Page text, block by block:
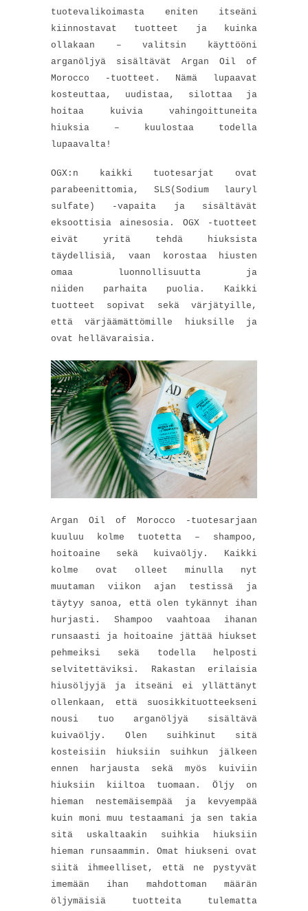
tuotevalikoimasta eniten itseäni
kiinnostavat tuotteet ja kuinka
ollakaan – valitsin käyttööni
arganöljyä sisältävät Argan Oil of
Morocco -tuotteet. Nämä lupaavat
kosteuttaa, uudistaa, silottaa ja
hoitaa kuivia vahingoittuneita
hiuksia – kuulostaa todella
lupaavalta!
OGX:n kaikki tuotesarjat ovat
parabeenittomia, SLS(Sodium lauryl
sulfate) -vapaita ja sisältävät
eksoottisia ainesosia. OGX -tuotteet
eivät yritä tehdä hiuksista
täydellisiä, vaan korostaa hiusten
omaa luonnollisuutta ja
niiden parhaita puolia. Kaikki
tuotteet sopivat sekä värjätyille,
että värjäämättömille hiuksille ja
ovat hellävaraisia.
Argan Oil of Morocco -tuotesarjaan
kuuluu kolme tuotetta – shampoo,
hoitoaine sekä kuivaöljy. Kaikki
kolme ovat olleet minulla nyt
muutaman viikon ajan testissä ja
täytyy sanoa, että olen tykännyt ihan
hurjasti. Shampoo vaahtoaa ihanan
runsaasti ja hoitoaine jättää hiukset
pehmeiksi sekä todella helposti
selvitettäviksi. Rakastan erilaisia
hiusöljyjä ja itseäni ei yllättänyt
ollenkaan, että suosikkituotteekseni
nousi tuo arganöljyä sisältävä
kuivaöljy. Olen suihkinut sitä
kosteisiin hiuksiin suihkun jälkeen
ennen harjausta sekä myös kuiviin
hiuksiin kiiltoa tuomaan. Öljy on
hieman nestemäisempää ja kevyempää
kuin moni muu testaamani ja sen takia
sitä uskaltaakin suihkia hiuksiin
hieman runsaammin. Omat hiukseni ovat
siitä ihmeelliset, että ne pystyvät
imemään ihan mahdottoman määrän
öljymäisiä tuotteita tulematta